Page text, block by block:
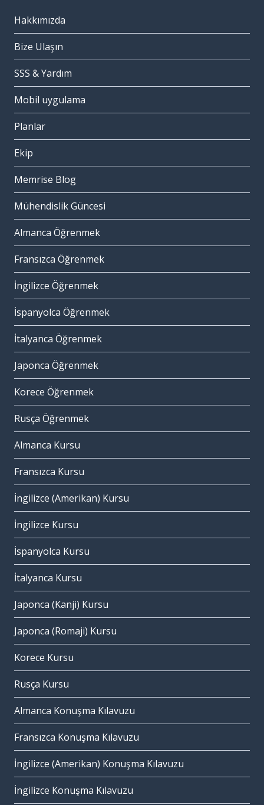
Hakkımızda
Bize Ulaşın
SSS & Yardım
Mobil uygulama
Planlar
Ekip
Memrise Blog
Mühendislik Güncesi
Almanca Öğrenmek
Fransızca Öğrenmek
İngilizce Öğrenmek
İspanyolca Öğrenmek
İtalyanca Öğrenmek
Japonca Öğrenmek
Korece Öğrenmek
Rusça Öğrenmek
Almanca Kursu
Fransızca Kursu
İngilizce (Amerikan) Kursu
İngilizce Kursu
İspanyolca Kursu
İtalyanca Kursu
Japonca (Kanji) Kursu
Japonca (Romaji) Kursu
Korece Kursu
Rusça Kursu
Almanca Konuşma Kılavuzu
Fransızca Konuşma Kılavuzu
İngilizce (Amerikan) Konuşma Kılavuzu
İngilizce Konuşma Kılavuzu